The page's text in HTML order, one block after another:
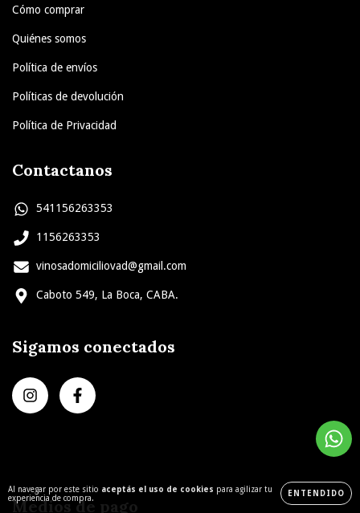
Al navegar por este sitio aceptás el uso de cookies para agilizar tu
experiencia de compra.
ENTENDIDO
Cómo comprar
Quiénes somos
Política de envíos
Políticas de devolución
Política de Privacidad
Contactanos
541156263353
1156263353
vinosadomiciliovad@gmail.com
Caboto 549, La Boca, CABA.
Sigamos conectados
Medios de pago